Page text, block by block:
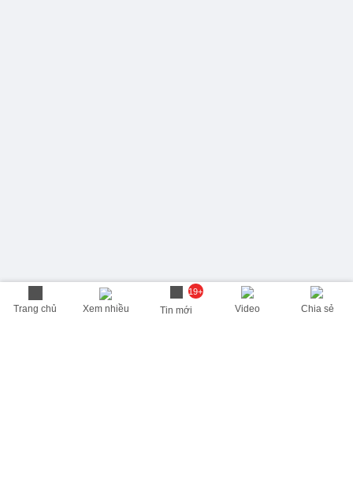
Trang chủ Xem nhiều
19+
Tin mới Video Chia sẻ